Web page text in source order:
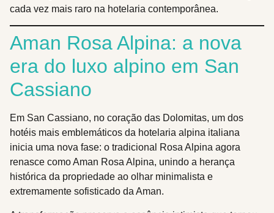
cada vez mais raro na hotelaria contemporânea.
Aman Rosa Alpina: a nova
era do luxo alpino em San
Cassiano
Em San Cassiano, no coração das Dolomitas, um dos
hotéis mais emblemáticos da hotelaria alpina italiana
inicia uma nova fase: o tradicional Rosa Alpina agora
renasce como Aman Rosa Alpina, unindo a herança
histórica da propriedade ao olhar minimalista e
extremamente sofisticado da Aman.